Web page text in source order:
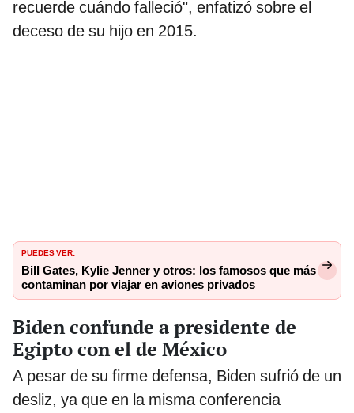
recuerde cuándo falleció", enfatizó sobre el
deceso de su hijo en 2015.
PUEDES VER:
Bill Gates, Kylie Jenner y otros: los famosos que más
contaminan por viajar en aviones privados
Biden confunde a presidente de
Egipto con el de México
A pesar de su firme defensa, Biden sufrió de un
desliz, ya que en la misma conferencia